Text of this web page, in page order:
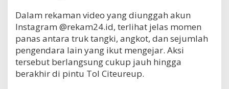
Dalam rekaman video yang diunggah akun
Instagram @rekam24.id, terlihat jelas momen
panas antara truk tangki, angkot, dan sejumlah
pengendara lain yang ikut mengejar. Aksi
tersebut berlangsung cukup jauh hingga
berakhir di pintu Tol Citeureup.